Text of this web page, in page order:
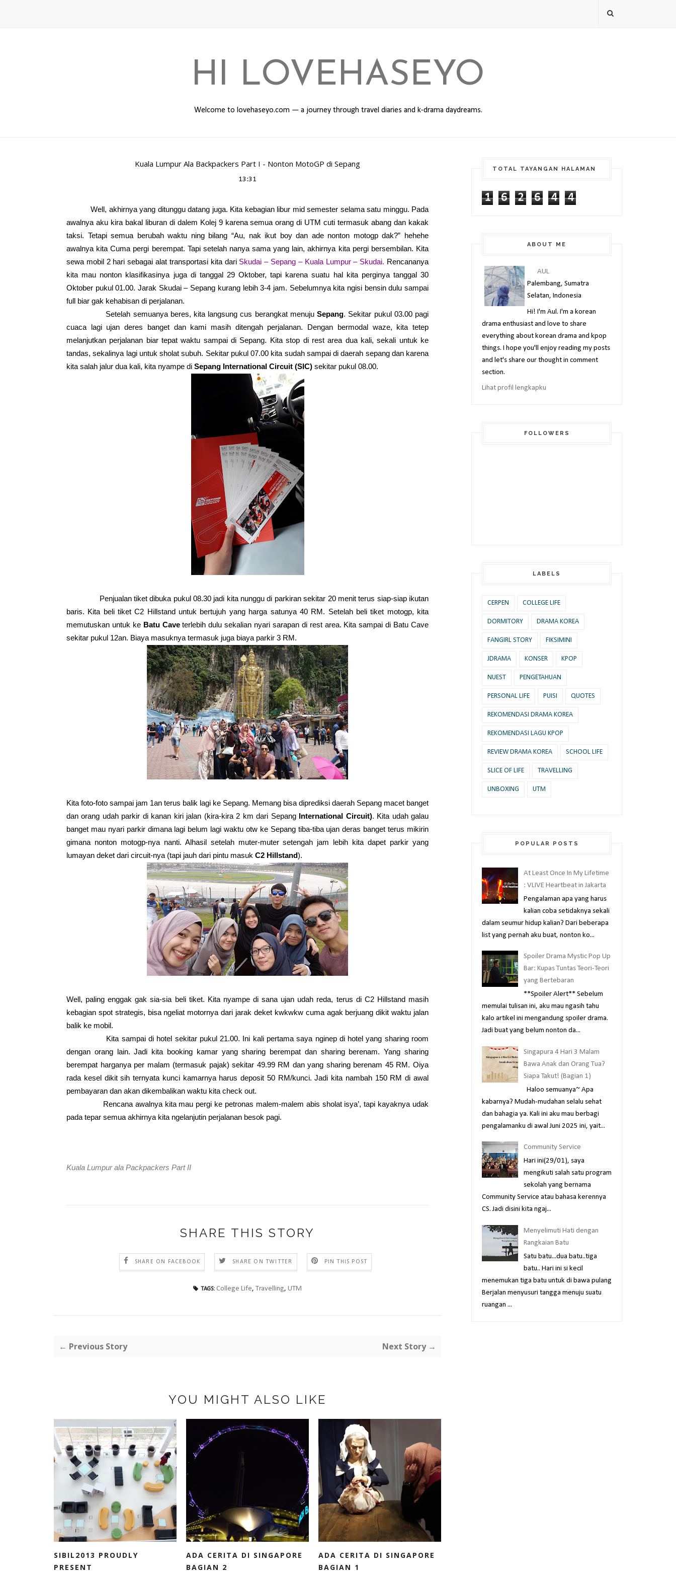
HI LOVEHASEYO
Welcome to lovehaseyo.com — a journey through travel diaries and k-drama daydreams.
Kuala Lumpur Ala Backpackers Part I - Nonton MotoGP di Sepang
13:31
Well, akhirnya yang ditunggu datang juga. Kita kebagian libur mid semester selama satu minggu. Pada
awalnya aku kira bakal liburan di dalem Kolej 9 karena semua orang di UTM cuti termasuk abang dan kakak
taksi. Tetapi semua berubah waktu ning bilang “Au, nak ikut boy dan ade nonton motogp dak?” hehehe
awalnya kita Cuma pergi berempat. Tapi setelah nanya sama yang lain, akhirnya kita pergi bersembilan. Kita
sewa mobil 2 hari sebagai alat transportasi kita dari Skudai – Sepang – Kuala Lumpur – Skudai. Rencananya
kita mau nonton klasifikasinya juga di tanggal 29 Oktober, tapi karena suatu hal kita perginya tanggal 30
Oktober pukul 01.00. Jarak Skudai – Sepang kurang lebih 3-4 jam. Sebelumnya kita ngisi bensin dulu sampai
full biar gak kehabisan di perjalanan.
Setelah semuanya beres, kita langsung cus berangkat menujuSepang. Sekitar pukul 03.00 pagi
cuaca lagi ujan deres banget dan kami masih ditengah perjalanan. Dengan bermodal waze, kita tetep
melanjutkan perjalanan biar tepat waktu sampai di Sepang. Kita stop di rest area dua kali, sekali untuk ke
tandas, sekalinya lagi untuk sholat subuh. Sekitar pukul 07.00 kita sudah sampai di daerah sepang dan karena
kita salah jalur dua kali, kita nyampe di Sepang International Circuit (SIC) sekitar pukul 08.00.
Penjualan tiket dibuka pukul 08.30 jadi kita nunggu di parkiran sekitar 20 menit terus siap-siap ikutan
baris. Kita beli tiket C2 Hillstand untuk bertujuh yang harga satunya 40 RM. Setelah beli tiket motogp, kita
memutuskan untuk ke Batu Caveterlebih dulu sekalian nyari sarapan di rest area. Kita sampai di Batu Cave
sekitar pukul 12an. Biaya masuknya termasuk juga biaya parkir 3 RM.
Kita foto-foto sampai jam 1an terus balik lagi ke Sepang. Memang bisa diprediksi daerah Sepang macet banget
dan orang udah parkir di kanan kiri jalan (kira-kira 2 km dari Sepang International Circuit). Kita udah galau
banget mau nyari parkir dimana lagi belum lagi waktu otw ke Sepang tiba-tiba ujan deras banget terus mikirin
gimana nonton motogp-nya nanti. Alhasil setelah muter-muter setengah jam lebih kita dapet parkir yang
lumayan deket dari circuit-nya (tapi jauh dari pintu masuk C2 Hillstand).
Well, paling enggak gak sia-sia beli tiket. Kita nyampe di sana ujan udah reda, terus di C2 Hillstand masih
kebagian spot strategis, bisa ngeliat motornya dari jarak deket kwkwkw cuma agak berjuang dikit waktu jalan
balik ke mobil.
Kita sampai di hotel sekitar pukul 21.00. Ini kali pertama saya nginep di hotel yang sharing room
dengan orang lain. Jadi kita booking kamar yang sharing berempat dan sharing berenam. Yang sharing
berempat harganya per malam (termasuk pajak) sekitar 49.99 RM dan yang sharing berenam 45 RM. Oiya
rada kesel dikit sih ternyata kunci kamarnya harus deposit 50 RM/kunci. Jadi kita nambah 150 RM di awal
pembayaran dan akan dikembalikan waktu kita check out.
Rencana awalnya kita mau pergi ke petronas malem-malem abis sholat isya’, tapi kayaknya udak
pada tepar semua akhirnya kita ngelanjutin perjalanan besok pagi.
Kuala Lumpur ala Packpackers Part II
SHARE THIS STORY
SHARE ON FACEBOOK SHARE ON TWITTER PIN THIS POST
TAGS: College Life, Travelling, UTM
← Previous Story Next Story →
YOU MIGHT ALSO LIKE
SIBIL2013 PROUDLY
PRESENT
ADA CERITA DI SINGAPORE
BAGIAN 2
ADA CERITA DI SINGAPORE
BAGIAN 1
TOTAL TAYANGAN HALAMAN
1 6 2 6 4 4
ABOUT ME
AUL
Palembang, Sumatra
Selatan, Indonesia
Hi! I'm Aul. I'm a korean
drama enthusiast and love to share
everything about korean drama and kpop
things. I hope you'll enjoy reading my posts
and let's share our thought in comment
section.
Lihat profil lengkapku
FOLLOWERS
LABELS
CERPEN COLLEGE LIFE
DORMITORY DRAMA KOREA
FANGIRL STORY FIKSIMINI
JDRAMA KONSER KPOP
NUEST PENGETAHUAN
PERSONAL LIFE PUISI QUOTES
REKOMENDASI DRAMA KOREA
REKOMENDASI LAGU KPOP
REVIEW DRAMA KOREA SCHOOL LIFE
SLICE OF LIFE TRAVELLING
UNBOXING UTM
POPULAR POSTS
At Least Once In My Lifetime
: VLIVE Heartbeat in Jakarta
Pengalaman apa yang harus
kalian coba setidaknya sekali
dalam seumur hidup kalian? Dari beberapa
list yang pernah aku buat, nonton ko...
Spoiler Drama Mystic Pop Up
Bar: Kupas Tuntas Teori-Teori
yang Bertebaran
**Spoiler Alert** Sebelum
memulai tulisan ini, aku mau ngasih tahu
kalo artikel ini mengandung spoiler drama.
Jadi buat yang belum nonton da...
Singapura 4 Hari 3 Malam
Bawa Anak dan Orang Tua?
Siapa Takut! (Bagian 1)
Haloo semuanya~ Apa
kabarnya? Mudah-mudahan selalu sehat
dan bahagia ya. Kali ini aku mau berbagi
pengalamanku di awal Juni 2025 ini, yait...
Community Service
Hari ini(29/01), saya
mengikuti salah satu program
sekolah yang bernama
Community Service atau bahasa kerennya
CS. Jadi disini kita ngaj...
Menyelimuti Hati dengan
Rangkaian Batu
Satu batu...dua batu..tiga
batu.. Hari ini si kecil
menemukan tiga batu untuk di bawa pulang
Berjalan menyusuri tangga menuju suatu
ruangan ...